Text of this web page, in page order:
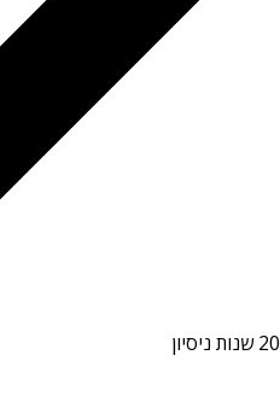
20 שנות ניסיון